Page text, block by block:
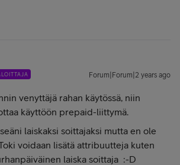
Forum|Forum|2 years ago
venyttäjä rahan käytössä, niin
käyttöön prepaid-liittymä.
laiskaksi soittajaksi mutta en ole
voidaan lisätä attribuutteja kuten
laiska soittaja :-D